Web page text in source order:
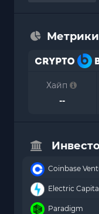
Хайп
--
Coinbase
Electric Capital
Paradigm